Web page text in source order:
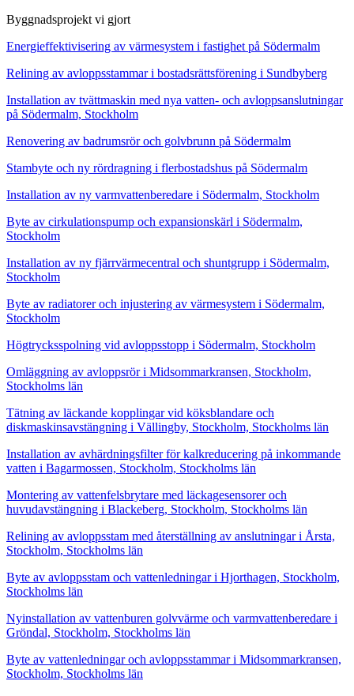
Byggnadsprojekt vi gjort
Energieffektivisering av värmesystem i fastighet på Södermalm
Relining av avloppsstammar i bostadsrättsförening i Sundbyberg
Installation av tvättmaskin med nya vatten- och avloppsanslutningar
på Södermalm, Stockholm
Renovering av badrumsrör och golvbrunn på Södermalm
Stambyte och ny rördragning i flerbostadshus på Södermalm
Installation av ny varmvattenberedare i Södermalm, Stockholm
Byte av cirkulationspump och expansionskärl i Södermalm,
Stockholm
Installation av ny fjärrvärmecentral och shuntgrupp i Södermalm,
Stockholm
Byte av radiatorer och injustering av värmesystem i Södermalm,
Stockholm
Högtrycksspolning vid avloppsstopp i Södermalm, Stockholm
Omläggning av avloppsrör i Midsommarkransen, Stockholm,
Stockholms län
Tätning av läckande kopplingar vid köksblandare och
diskmaskinsavstängning i Vällingby, Stockholm, Stockholms län
Installation av avhärdningsfilter för kalkreducering på inkommande
vatten i Bagarmossen, Stockholm, Stockholms län
Montering av vattenfelsbrytare med läckagesensorer och
huvudavstängning i Blackeberg, Stockholm, Stockholms län
Relining av avloppsstam med återställning av anslutningar i Årsta,
Stockholm, Stockholms län
Byte av avloppsstam och vattenledningar i Hjorthagen, Stockholm,
Stockholms län
Nyinstallation av vattenburen golvvärme och varmvattenberedare i
Gröndal, Stockholm, Stockholms län
Byte av vattenledningar och avloppsstammar i Midsommarkransen,
Stockholm, Stockholms län